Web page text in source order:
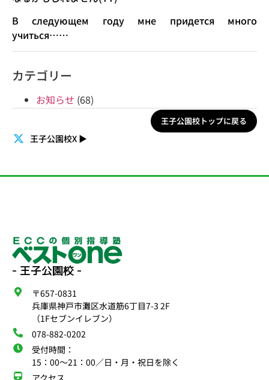
В следующем году мне придется много
учиться……
カテゴリー
お知らせ (68)
王子公園校トップに戻る
王子公園校X ▶
- 王子公園校 -
〒657-0831
兵庫県神戸市灘区水道筋6丁目7-3 2F
（1Fセブンイレブン）
078-882-0202
受付時間：
15：00〜21：00／日・月・祝日を除く